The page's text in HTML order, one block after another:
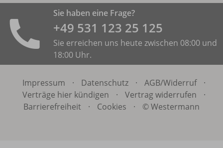
Sie haben eine Frage?
+49 531 ­123 25 125
Sie erreichen uns heute zwischen 08:00 und
18:00 Uhr.
Impressum · Datenschutz · AGB/Widerruf
·
Verträge hier kündigen
· Vertrag widerrufen
·
Barrierefreiheit
· Cookies · © Westermann